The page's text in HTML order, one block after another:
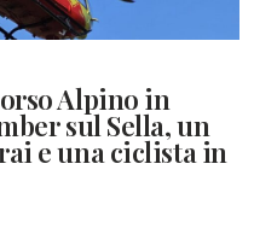
Alpino in
sul Sella, un
e una ciclista in